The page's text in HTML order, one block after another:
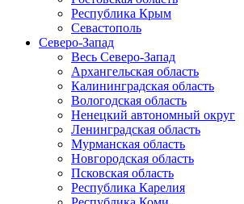
Республика Крым
Севастополь
Северо-Запад
Весь Северо-Запад
Архангельская область
Калининградская область
Вологодская область
Ненецкий автономный округ
Ленинградская область
Мурманская область
Новгородская область
Псковская область
Республика Карелия